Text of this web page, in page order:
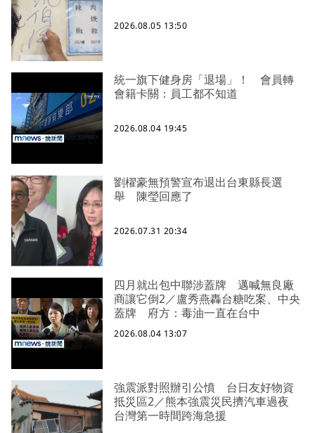
2026.08.05 13:50
統一旗下健身房「退場」！ 會員轉
會籍卡關：員工都不知道
2026.08.04 19:45
劉櫂豪無預警宣布退出台東縣長選
舉 陳瑩回應了
2026.07.31 20:34
四月就出包中聯涉蓋牌 邁喊無良廠
商讓它倒2／盧秀燕轟台糖吃案、中央
蓋牌 府方：毒油一直在台中
2026.08.04 13:07
強震派對照辦引公憤 台日友好物資
抵災區2／熊本強震災民擠汽車過夜
台灣第一時間跨海急援